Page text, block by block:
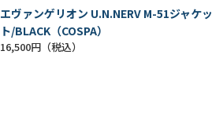
エヴァンゲリオン U.N.NERV M-51ジャケッ
ト/BLACK（COSPA）
16,500円